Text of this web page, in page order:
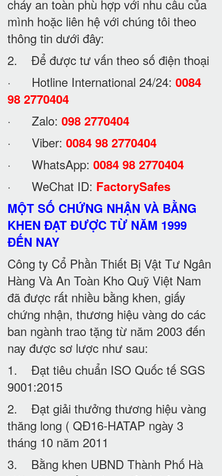
cháy an toàn phù hợp với nhu cầu của
mình hoặc liên hệ với chúng tôi theo
thông tin dưới đây:
2. Để được tư vấn theo số điện thoại
· Hotline International 24/24: 0084
98 2770404
· Zalo: 098 2770404
· Viber: 0084 98 2770404
· WhatsApp: 0084 98 2770404
· WeChat ID: FactorySafes
MỘT SỐ CHỨNG NHẬN VÀ BẰNG
KHEN ĐẠT ĐƯỢC TỪ NĂM 1999
ĐẾN NAY
Công ty Cổ Phần Thiết Bị Vật Tư Ngân
Hàng Và An Toàn Kho Quỹ Việt Nam
đã được rất nhiều bằng khen, giấy
chứng nhận, thương hiệu vàng do các
ban ngành trao tặng từ năm 2003 đến
nay được sơ lược như sau:
1. Đạt tiêu chuẩn ISO Quốc tế SGS
9001:2015
2. Đạt giải thưởng thương hiệu vàng
thăng long ( QĐ16-HATAP ngày 3
tháng 10 năm 2011
3. Bằng khen UBND Thành Phố Hà